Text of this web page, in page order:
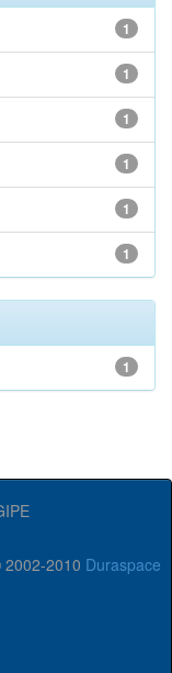
1
1
1
1
1
1
1
2010 Duraspace